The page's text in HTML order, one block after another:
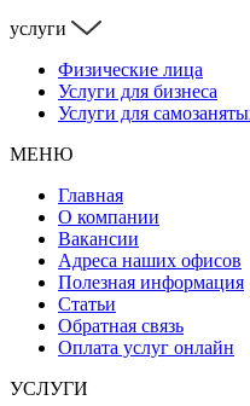
услуги
Физические лица
Услуги для бизнеса
Услуги для
МЕНЮ
Главная
О компании
Вакансии
Адреса наших офисов
Полезная информация
Статьи
Обратная связь
Оплата услуг онлайн
УСЛУГИ